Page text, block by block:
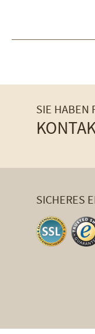
SIE HABEN
SICHERES